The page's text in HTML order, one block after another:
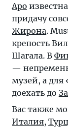
Аро
придачу
Жирона.
крепость
Шагала. В
—
музей, а
доехать до
Вас также
Италия,